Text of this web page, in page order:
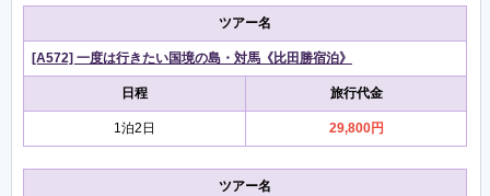
ツアー名
[A572] 一度は行きたい国境の島・対馬《比田勝宿泊》
日程 旅行代金
1泊2日 29,800円
ツアー名